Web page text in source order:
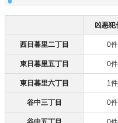
凶悪犯
西日暮里二丁目 0件
東日暮里五丁目 0件
東日暮里六丁目 1件
谷中三丁目 0件